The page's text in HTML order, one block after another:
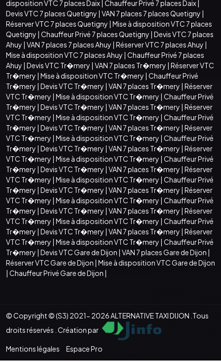
disposition VTC 7 places Daix| Chauffeur Privé 7 places Daix|
Devis VTC 7 places Quetigny | VAN 7 places 7 places Quetigny |
Réserver VTC 7 places Quetigny | Mise à disposition VTC 7 places
Quetigny | Chauffeur Privé 7 places Quetigny | Devis VTC 7 places
Ahuy | VAN 7 places 7 places Ahuy | Réserver VTC 7 places Ahuy |
Mise à disposition VTC 7 places Ahuy | Chauffeur Privé 7 places
Ahuy | Devis VTC Tr�mery | VAN 7 places Tr�mery | Réserver VTC
Tr�mery | Mise à disposition VTC Tr�mery | Chauffeur Privé
Tr�mery | Devis VTC Tr�mery | VAN 7 places Tr�mery | Réserver
VTC Tr�mery | Mise à disposition VTC Tr�mery | Chauffeur Privé
Tr�mery | Devis VTC Tr�mery | VAN 7 places Tr�mery | Réserver
VTC Tr�mery | Mise à disposition VTC Tr�mery | Chauffeur Privé
Tr�mery | Devis VTC Tr�mery | VAN 7 places Tr�mery | Réserver
VTC Tr�mery | Mise à disposition VTC Tr�mery | Chauffeur Privé
Tr�mery | Devis VTC Tr�mery | VAN 7 places Tr�mery | Réserver
VTC Tr�mery | Mise à disposition VTC Tr�mery | Chauffeur Privé
Tr�mery | Devis VTC Tr�mery | VAN 7 places Tr�mery | Réserver
VTC Tr�mery | Mise à disposition VTC Tr�mery | Chauffeur Privé
Tr�mery | Devis VTC Tr�mery | VAN 7 places Tr�mery | Réserver
VTC Tr�mery | Mise à disposition VTC Tr�mery | Chauffeur Privé
Tr�mery | Devis VTC Tr�mery | VAN 7 places Tr�mery | Réserver
VTC Tr�mery | Mise à disposition VTC Tr�mery | Chauffeur Privé
Tr�mery | Devis VTC Tr�mery | VAN 7 places Tr�mery | Réserver
VTC Tr�mery | Mise à disposition VTC Tr�mery | Chauffeur Privé
Tr�mery | Devis VTC Gare de Dijon | VAN 7 places Gare de Dijon |
Réserver VTC Gare de Dijon | Mise à disposition VTC Gare de Dijon
| Chauffeur Privé Gare de Dijon |
© Copyright © (S3) 2021- 2026 ALTERNATIVE TAXI DIJON .Tous
droits réservés . Création par
Mentions légales Espace Pro